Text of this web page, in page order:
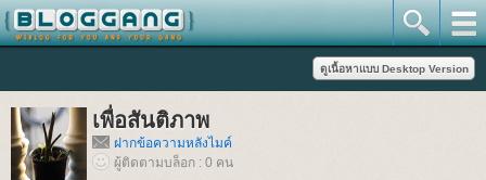
เพื่อสันติภาพ
ฝากข้อความหลังไมค์
ผู้ติดตามบล็อก : 0 คน